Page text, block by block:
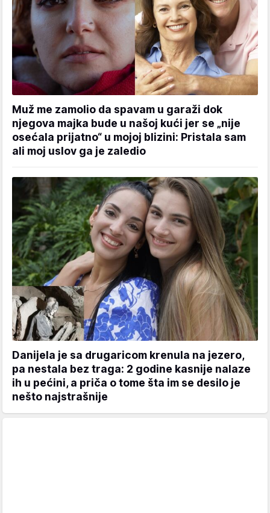
Muž me zamolio da spavam u garaži dok
njegova majka bude u našoj kući jer se „nije
osećala prijatno“ u mojoj blizini: Pristala sam
ali moj uslov ga je zaledio
Danijela je sa drugaricom krenula na jezero,
pa nestala bez traga: 2 godine kasnije nalaze
ih u pećini, a priča o tome šta im se desilo je
nešto najstrašnije